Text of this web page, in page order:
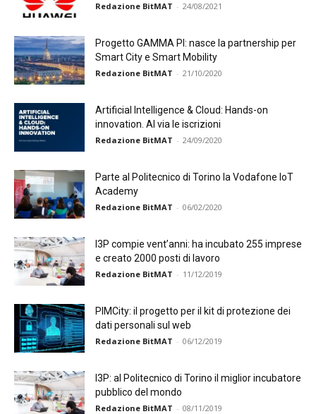
Redazione BitMAT - 24/08/2021
Progetto GAMMA PI: nasce la partnership per
Smart City e Smart Mobility
Redazione BitMAT - 21/10/2020
Artificial Intelligence & Cloud: Hands-on
innovation. Al via le iscrizioni
Redazione BitMAT - 24/09/2020
Parte al Politecnico di Torino la Vodafone IoT
Academy
Redazione BitMAT - 06/02/2020
I3P compie vent’anni: ha incubato 255 imprese
e creato 2000 posti di lavoro
Redazione BitMAT - 11/12/2019
PIMCity: il progetto per il kit di protezione dei
dati personali sul web
Redazione BitMAT - 06/12/2019
I3P: al Politecnico di Torino il miglior incubatore
pubblico del mondo
Redazione BitMAT - 08/11/2019